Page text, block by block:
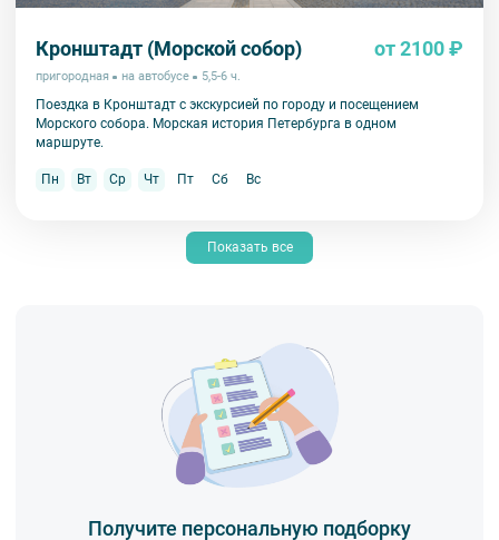
Кронштадт (Морской собор) от 2100 ₽
пригородная на автобусе 5,5-6 ч.
Поездка в Кронштадт с экскурсией по городу и посещением
Морского собора. Морская история Петербурга в одном
маршруте.
Пн Вт Ср Чт Пт Сб Вс
Показать все
Получите персональную подборку